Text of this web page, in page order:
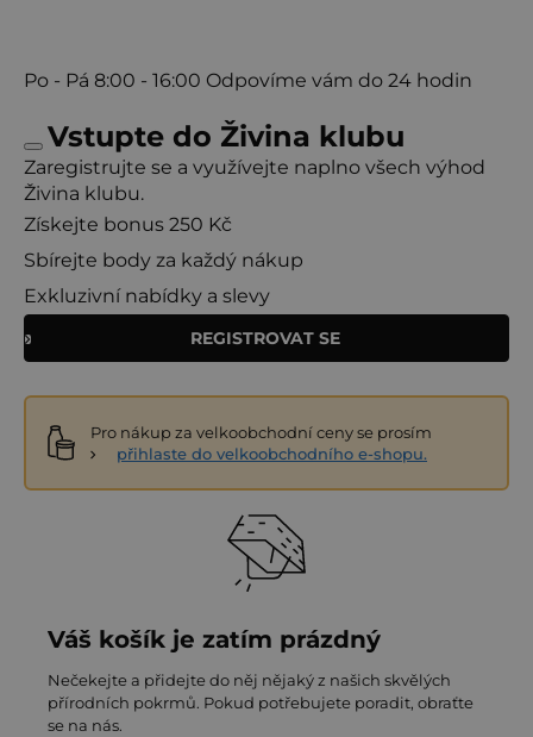
Po - Pá 8:00 - 16:00 Odpovíme vám do 24 hodin
Vstupte do Živina klubu
Zaregistrujte se a využívejte naplno všech výhod
Živina klubu.
Získejte bonus 250 Kč
Sbírejte body za každý nákup
Exkluzivní nabídky a slevy
REGISTROVAT SE
Pro nákup za velkoobchodní ceny se prosím
přihlaste do velkoobchodního e-shopu.
Váš košík je zatím prázdný
Nečekejte a přidejte do něj nějaký z našich skvělých
přírodních pokrmů. Pokud potřebujete poradit, obraťte
se na nás.